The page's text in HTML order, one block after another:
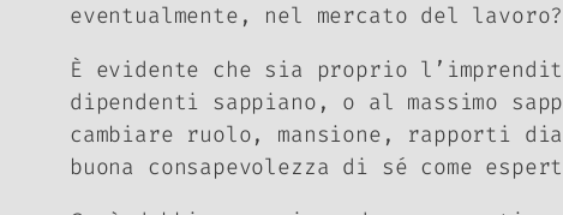
eventualmente, nel mercato del lavoro?
È evidente che sia proprio
dipendenti sappiano, o al massimo
cambiare ruolo, mansione, rapporti
buona consapevolezza di sé come